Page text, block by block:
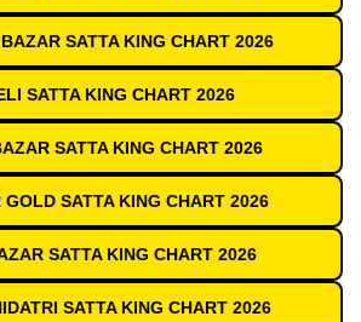
SATTA KING CHART 2026
SATTA KING CHART 2026
SATTA KING CHART 2026
GOLD SATTA KING CHART 2026
SATTA KING CHART 2026
SATTA KING CHART 2026